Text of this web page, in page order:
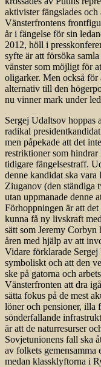
aktivister fängslades
Vänsterfrontens
år i fängelse för sin
2012, höll i
syfte är att försöka
vänster som möjligt för
oligarker. Men också för
alternativ till den
nu vinner mark under
Sergej Udaltsov hoppas
radikal
men påpekade att det
restriktioner som
tidigare fängelsestraff.
denne kandidat ska
Ziuganov (den ständiga
utan uppmanade denne
Förhoppningen är att
kunna få ny livskraft
sätt som Jeremy
åren med hjälp av att
Vidare förklarade Sergej
symboliskt och att den
ske på gatorna och
Vänsterfronten att dra
sätta fokus på de mest
löner och pensioner, illa
sönderfallande
är att de naturresurser
Sovjetunionens fall ska
av folkets gemensamma
medan klassklyftorna i